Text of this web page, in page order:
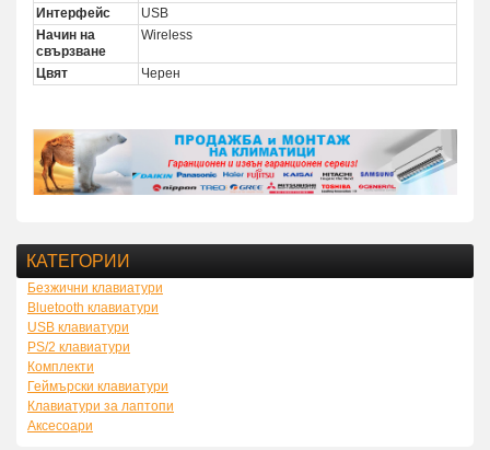
Интерфейс
USB
Начин на
свързване
Wireless
Цвят Черен
КАТЕГОРИИ
Безжични клавиатури
Bluetooth клавиатури
USB клавиатури
PS/2 клавиатури
Комплекти
Геймърски клавиатури
Клавиатури за лаптопи
Аксесоари